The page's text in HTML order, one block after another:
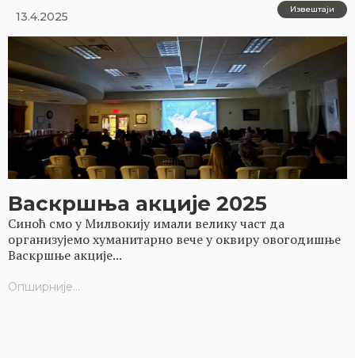
13.4.2025
Извештаји
Васкршња акције 2025
Синоћ смо у Милвокију имали велику част да
организујемо хуманитарно вече у оквиру овогодишње
Васкршње акције...
Опширније...